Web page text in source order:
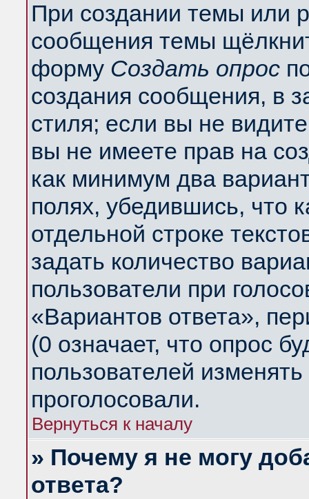
При создании темы или
сообщения темы
форму Создать опрос
создания сообщения, в
стиля; если вы не
вы не имеете прав на
как минимум два
полях, убедившись, что
отдельной строке
задать количество
пользователи при
«Вариантов ответа»,
(0 означает, что опрос
пользователей
проголосовали.
Вернуться к началу
» Почему я не могу
ответа?